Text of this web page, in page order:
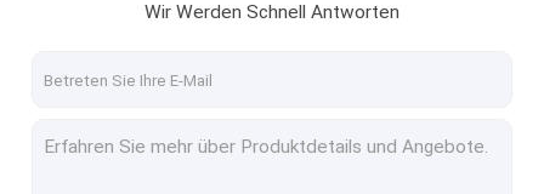
Magnesium-Photogravüre-Platte
Magnesiumkugeln
Wir Werden Schnell Antworten